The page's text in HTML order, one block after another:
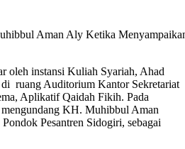
Aman Aly Ketika
oleh instansi Kuliah Syariah, Ahad
ruang Auditorium Kantor Sekretariat
Aplikatif Qaidah Fikih. Pada
mengundang KH. Muhibbul Aman
Pesantren Sidogiri, sebagai